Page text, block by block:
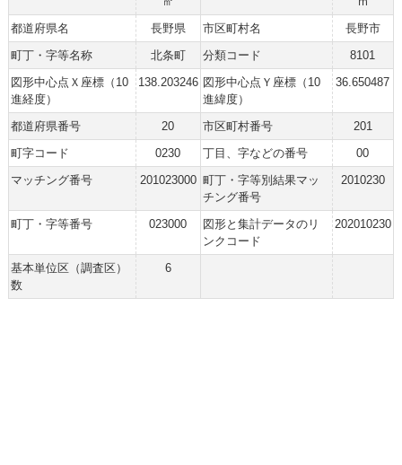
都道府県名
長野県 市区町村名
長野市
町丁・字等名称
北条町 分類コード
8101
図形中心点Ｘ座標（10
進経度）
138.203246 図形中心点Ｙ座標（10
進緯度）
36.650487
都道府県番号 20 市区町村番号
201
町字コード
0230 丁目、字などの番号
00
マッチング番号
201023000 町丁・字等別結果マッ
チング番号
2010230
町丁・字等番号 023000
図形と集計データのリ
ンクコード
202010230
基本単位区（調査区）
数
6